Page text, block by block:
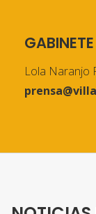
Lola Naranjo